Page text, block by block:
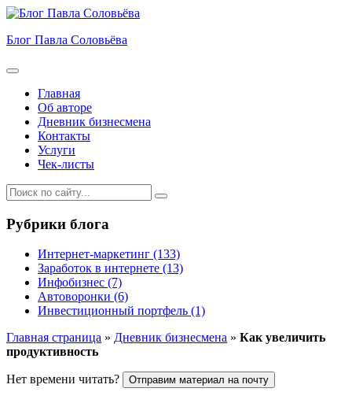
Блог Павла Соловьёва
Меню
Главная
Об авторе
Дневник бизнесмена
Контакты
Услуги
Чек-листы
Рубрики блога
Интернет-маркетинг (133)
Заработок в интернете (13)
Инфобизнес (7)
Автоворонки (6)
Инвестиционный портфель (1)
Главная страница » Дневник бизнесмена » Как увеличить
продуктивность
Нет времени читать? Отправим материал на почту